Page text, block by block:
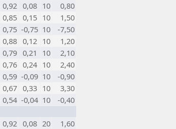
0,92 0,08 10
0,80
0,85 0,15 10
1,50
0,75 -0,75 10
-7,50
0,88 0,12 10
1,20
0,79 0,21 10
2,10
0,76 0,24 10
2,40
0,59 -0,09 10
-0,90
0,67 0,33 10
3,30
0,54 -0,04 10
-0,40
0,92 0,08 20
1,60